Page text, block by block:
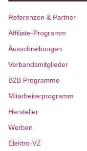
Referenzen & Partner
Affiliate-Programm
Ausschreibungen
Verbandsmitglieder
B2B Programme
Mitarbeiterprogramm
Hersteller
Werben
Elektro-VZ